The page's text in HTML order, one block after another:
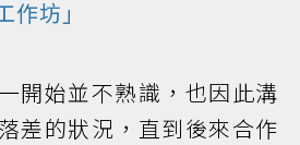
坊」
開始並不熟識，也因此溝
差的狀況，直到後來合作